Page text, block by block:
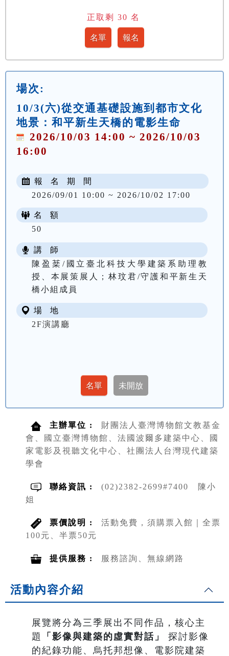
正取剩 30 名
場次:
10/3(六)從交通基礎設施到都市文化
地景：和平新生天橋的電影生命
2026/10/03 14:00 ~ 2026/10/03
16:00
報 名 期 間
2026/09/01 10:00 ~ 2026/10/02 17:00
名 額
50
講 師
陳盈棻/國立臺北科技大學建築系助理教
授、本展策展人；林玟君/守護和平新生天
橋小組成員
場 地
2F演講廳
主辦單位 :
財團法人臺灣博物館文教基金
會、國立臺灣博物館、法國波爾多建築中心、國
家電影及視聽文化中心、社團法人台灣現代建築
學會
聯絡資訊 :
(02)2382-2699#7400 陳小
姐
票價說明 :
活動免費，須購票入館｜全票
100元、半票50元
提供服務 : 服務諮詢、無線網路
活動內容介紹
展覽將分為三季展出不同作品，核心主
題
「影像與建築的虛實對話」
探討影像
的紀錄功能、烏托邦想像、電影院建築